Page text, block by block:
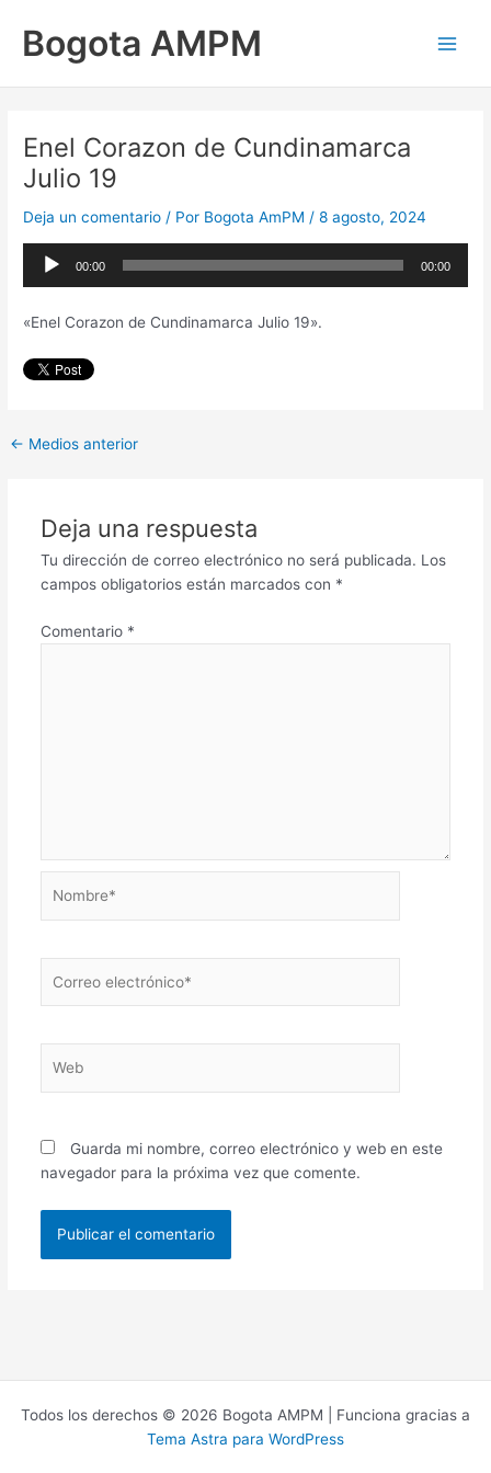
contenido
Bogota AMPM
Enel Corazon de Cundinamarca
Julio 19
Deja un comentario / Por Bogota AmPM /8 agosto, 2024
Reproductor
00:00 00:00
«Enel Corazon de Cundinamarca Julio 19».
← Medios anterior
Deja una respuesta
Tu dirección de correo electrónico no será publicada. Los
campos obligatorios están marcados con *
Comentario *
electrónico*
Guarda mi nombre, correo electrónico y web en este
navegador para la próxima vez que comente.
Todos los derechos © 2026 Bogota AMPM | Funciona gracias a
Tema Astra para WordPress